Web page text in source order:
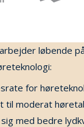
løbende
for
til moderat
med bedre